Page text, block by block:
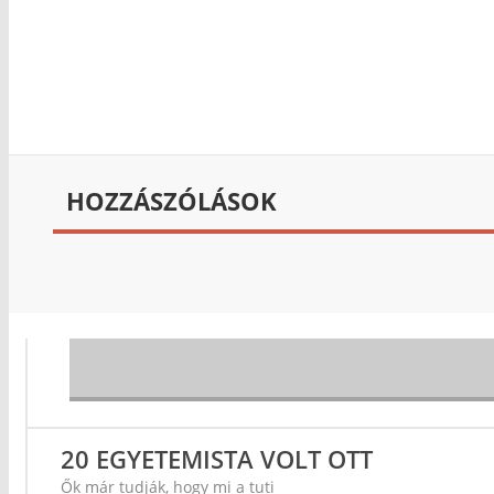
HOZZÁSZÓLÁSOK
20 EGYETEMISTA VOLT OTT
Ők már tudják, hogy mi a tuti